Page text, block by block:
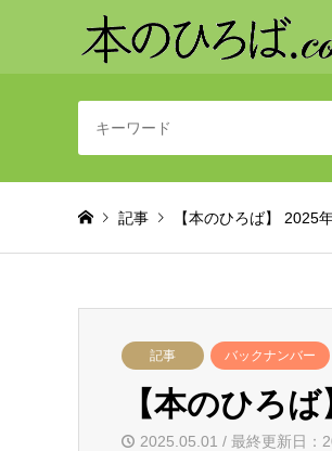
記事 【本のひろば】 2025
記事 バックナンバー
【本のひろ
2025.05.01 / 最終更新日：